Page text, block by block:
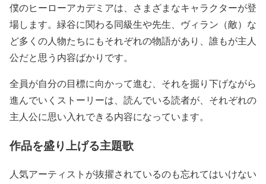
僕のヒーローアカデミアは、さまざまなキャラクターが登
場します。緑谷に関わる同級生や先生、ヴィラン（敵）な
ど多くの人物たちにもそれぞれの物語があり、誰もが主人
公だと思う内容ばかりです。
全員が自分の目標に向かって進む、それを掘り下げながら
進んでいくストーリーは、読んでいる読者が、それぞれの
主人公に思い入れできる内容になっています。
作品を盛り上げる主題歌
人気アーティストが抜擢されているのも忘れてはいけない